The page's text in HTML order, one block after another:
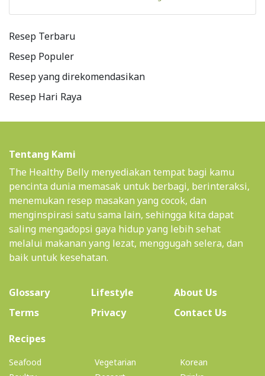
Resep Terbaru
Resep Populer
Resep yang direkomendasikan
Resep Hari Raya
Tentang Kami
The Healthy Belly menyediakan tempat bagi kamu
pencinta dunia memasak untuk berbagi, berinteraksi,
menemukan resep masakan yang cocok, dan
menginspirasi satu sama lain, sehingga kita dapat
saling mengadopsi gaya hidup yang lebih sehat
melalui makanan yang lezat, menggugah selera, dan
baik untuk kesehatan.
Glossary Lifestyle About Us(current)
Terms
Privacy
Contact Us
Recipes(current)
Seafood
Vegetarian
Korean